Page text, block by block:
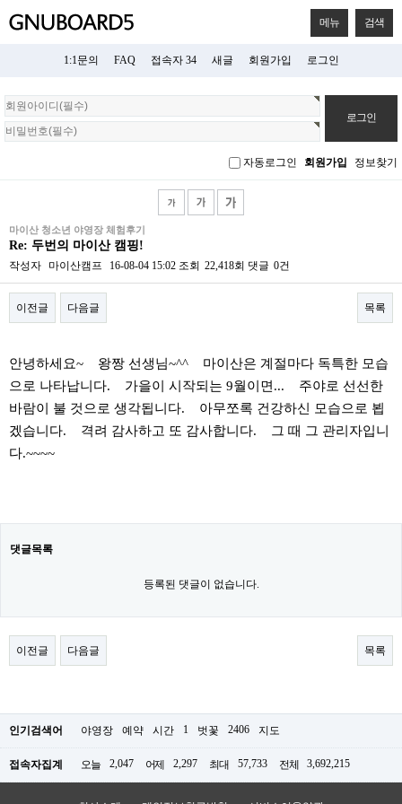
메뉴 검색
1:1문의 FAQ 접속자 34 새글 회원가입 로그인
회
원
로
자동로그인 회원가입 정보찾기
마이산 청소년 야영장 체험후기
Re: 두번의 마이산 캠핑!
작성자 마이산캠프 16-08-04 15:02 조회 22,418회 댓글 0건
이전글 다음글 목록
안녕하세요~ 왕짱 선생님~^^ 마이산은 계절마다 독특한 모습
으로 나타납니다. 가을이 시작되는 9월이면... 주야로 선선한
바람이 불 것으로 생각됩니다. 아무쪼록 건강하신 모습으로 뵙
겠습니다. 격려 감사하고 또 감사합니다. 그 때 그 관리자입니
다.~~~~
댓글목록
등록된 댓글이 없습니다.
이전글 다음글 목록
인기검색어 야영장 예약 시간 1 벗꽃 2406 지도
접속자집계 오늘 2,047 어제 2,297 최대 57,733 전체 3,692,215